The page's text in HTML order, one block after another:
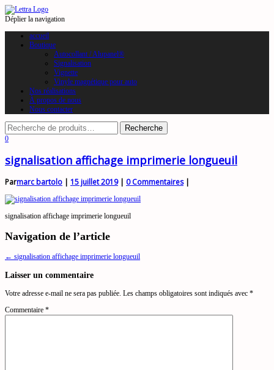
Déplier la navigation
accueil
Boutique
Autocollant / Alupanel®
Signalisation
Vignette
Vinyle magnétique pour auto
Nos réalisations
À propos de nous
Nous contacter
0
signalisation affichage imprimerie longueuil
Parmarc bartolo | 15 juillet 2019| 0 Commentaires|
signalisation affichage imprimerie longueuil
Navigation de l’article
← signalisation affichage imprimerie longueuil
Laisser un commentaire
Votre adresse e-mail ne sera pas publiée. Les champs obligatoires sont indiqués avec *
Commentaire *